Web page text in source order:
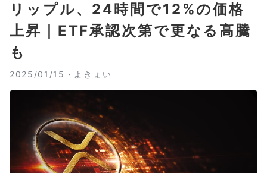
リップル、24時間で12%の価格
上昇｜ETF承認次第で更なる高騰
も
2025/01/15・ よきょい